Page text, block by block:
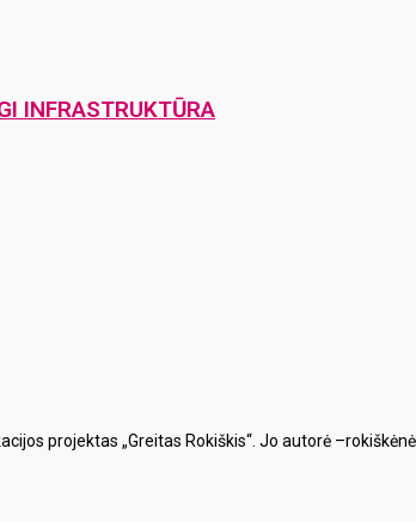
INFRASTRUKTŪRA
projektas „Greitas Rokiškis“. Jo autorė